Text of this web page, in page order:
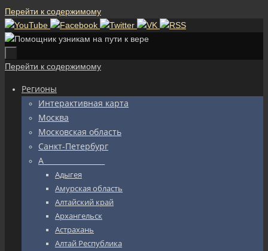
Перейти к содержимому
Перейти к содержимому
Регионы
Интерактивная карта
Москва
Московская область
Санкт-Петербург
А_________________
Адыгея
Амурская область
Алтайский край
Архангельск
Астрахань
Алтай Республика